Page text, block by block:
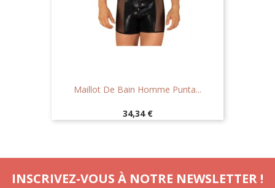
Maillot De Bain Homme Punta...
Prix
34,34 €
INSCRIVEZ-VOUS À NOTRE NEWSLETTER !